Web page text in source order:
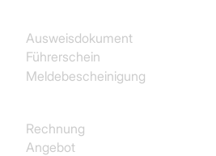
Ausweisdokument
Führerschein
Meldebescheinigung
Rechnung
Angebot